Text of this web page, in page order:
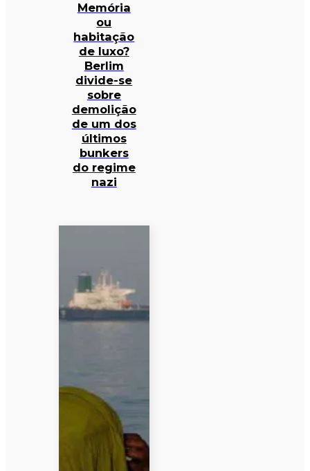
Memória
ou
habitação
de luxo?
Berlim
divide-se
sobre
demolição
de um dos
últimos
bunkers
do regime
nazi